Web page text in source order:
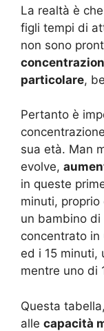
La realtà è
figli tempi di
non sono
particolare,
Pertanto è
sua età. Man
evolve,
in queste
minuti,
un bambino
concentrato
ed i 15 minuti,
mentre uno di
Questa
alle capacità